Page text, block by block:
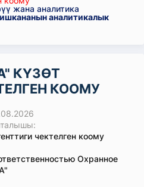
жана аналитика
ишкананын аналитикалык
КҮЗƟТ
КООМУ
чектелген коому
Охранное